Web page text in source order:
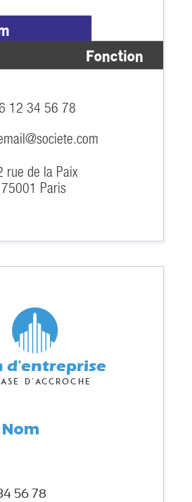
12 34 56 78
rue de la Paix
75001 Paris
Fonction
56 78
Nom
d'entreprise
d'accroche